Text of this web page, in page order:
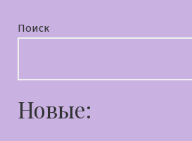
Поиск
Новые: